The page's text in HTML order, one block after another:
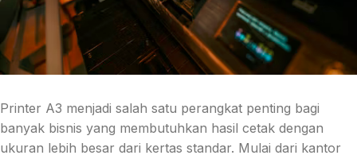
Printer A3 menjadi salah satu perangkat penting bagi
banyak bisnis yang membutuhkan hasil cetak dengan
ukuran lebih besar dari kertas standar. Mulai dari kantor